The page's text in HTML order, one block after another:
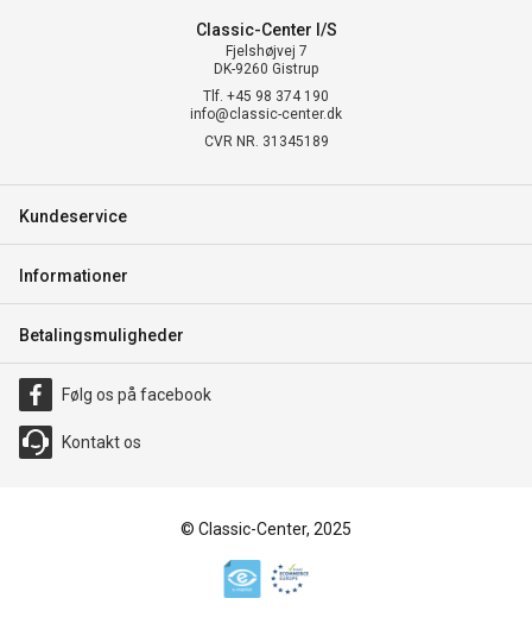
Classic-Center I/S
Fjelshøjvej 7
DK-9260 Gistrup
Tlf. +45 98 374 190
info@classic-center.dk
CVR NR. 31345189
Kundeservice
Informationer
Betalingsmuligheder
Følg os på facebook
Kontakt os
© Classic-Center, 2025